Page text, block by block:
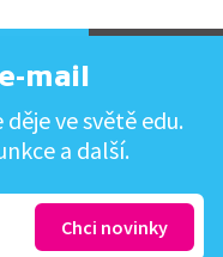
mail
ve světě edu.
a další.